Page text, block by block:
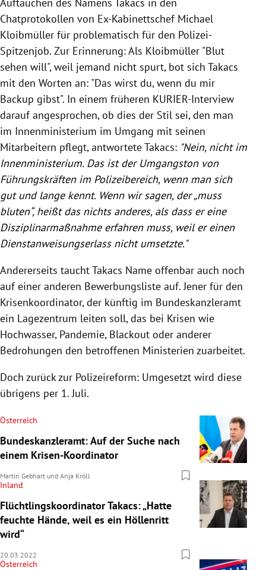
Chatprotokollen von Ex-Kabinettschef Michael
Kloibmüller für problematisch für den Polizei-
Spitzenjob. Zur Erinnerung: Als Kloibmüller "Blut
sehen will", weil jemand nicht spurt, bot sich Takacs
mit den Worten an: "Das wirst du, wenn du mir
Backup gibst". In einem früheren KURIER-Interview
darauf angesprochen, ob dies der Stil sei, den man
im Innenministerium im Umgang mit seinen
Mitarbeitern pflegt, antwortete Takacs: "Nein, nicht im
Innenministerium. Das ist der Umgangston von
Führungskräften im Polizeibereich, wenn man sich
gut und lange kennt. Wenn wir sagen, der „muss
bluten“, heißt das nichts anderes, als dass er eine
Disziplinarmaßnahme erfahren muss, weil er einen
Dienstanweisungserlass nicht umsetzte."
Andererseits taucht Takacs Name offenbar auch noch
auf einer anderen Bewerbungsliste auf. Jener für den
Krisenkoordinator, der künftig im Bundeskanzleramt
ein Lagezentrum leiten soll, das bei Krisen wie
Hochwasser, Pandemie, Blackout oder anderer
Bedrohungen den betroffenen Ministerien zuarbeitet.
Doch zurück zur Polizeireform: Umgesetzt wird diese
übrigens per 1. Juli.
Österreich
Bundeskanzleramt: Auf der Suche nach
einem Krisen-Koordinator
Martin Gebhart und Anja Kröll
Inland
Flüchtlingskoordinator Takacs: „Hatte
feuchte Hände, weil es ein Höllenritt
wird“
20.03.2022
Österreich